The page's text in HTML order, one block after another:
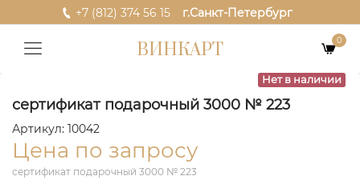
+7 (812) 374 56 15 г.Санкт-Петербург
ВИНКАРТ 0
Нет в наличии
сертификат подарочный 3000 № 223
Артикул: 10042
Цена по запросу
сертификат подарочный 3000 № 223